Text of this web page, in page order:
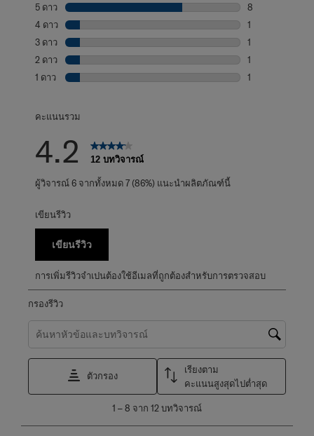
5 ดาว ดาว
8
บทวิจารณ์8 บท
4 ดาว ดาว
1
บทวิจารณ์1 บทที่
3 ดาว ดาว
1
บทวิจารณ์1 บทที่
2 ดาว ดาว
1
บทวิจารณ์1 บทที่
1 ดาว ดาว
1
คะแนนรวม
4.2 12 บทวิจารณ์
ผู้วิจารณ์ 6 จากทั้งหมด 7 (86%) แนะนำผลิตภัณฑ์นี้
เขียนรีวิว
เขียนรีวิว
การเพิ่มรีวิวจำเปนต้องใช้อีเมลที่ถูกต้องสำหรับการตรวจสอบ
กรองรีวิว
ค้นหาหัวข้อและตรวจสอบภูมิภาคการค้นหา
ตัวกรอง
เรียงตาม
คะแนนสูงสุดไปต่ำสุด
8
1 –8 จาก 12 บทวิจารณ์